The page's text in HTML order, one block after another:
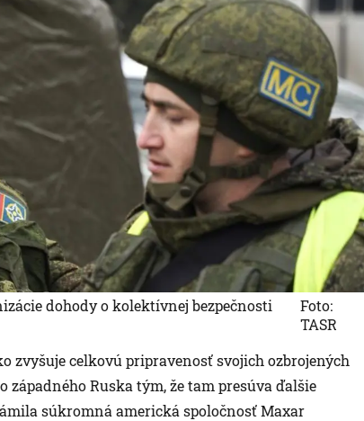
dohody o kolektívnej bezpečnosti
Foto:
TASR
zvyšuje celkovú pripravenosť svojich ozbrojených
Ruska tým, že tam presúva ďalšie
súkromná americká spoločnosť Maxar